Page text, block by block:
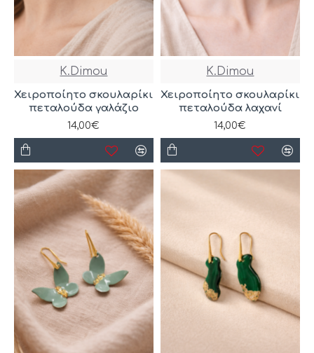
K.Dimou
Χειροποίητο σκουλαρίκι
πεταλούδα γαλάζιο
14,00€
K.Dimou
Χειροποίητο σκουλαρίκι
πεταλούδα λαχανί
14,00€